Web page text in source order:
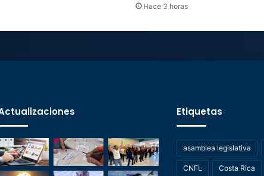
Hace 3 horas
Etiquetas
asamblea legislativa
CNFL Costa Rica